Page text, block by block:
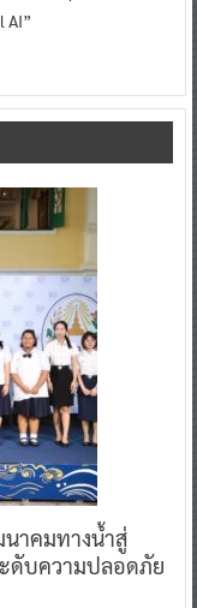
AI”
นาคมทางน้ำสู่
ดับความปลอดภัย